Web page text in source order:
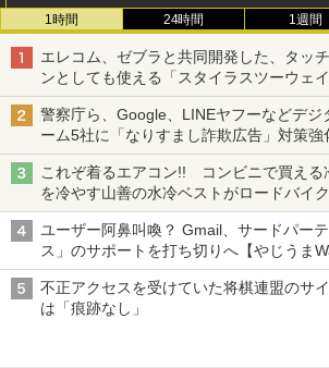
1時間 24時間 1週間
エレコム、ゼブラと共同開発した、タッ
ンとしても使える「スタイラスツーウェ
も、持ち替えずに書き込める
警察庁ら、Google、LINEヤフーなどデジ
ーム5社に「なりすまし詐欺広告」対策
真や映像を使った投資詐欺などへの対策
これぞ着るエアコン!! コンビニで買える
を冷やす山善の水冷ベストがロードバイ
ち・ざ・ろーど！その14】【空いた時間
ユーザー阿鼻叫喚？ Gmail、サードパー
ス」のサポートを打ち切りへ【やじうま
不正アクセスを受けていた将棋連盟のサ
は「痕跡なし」